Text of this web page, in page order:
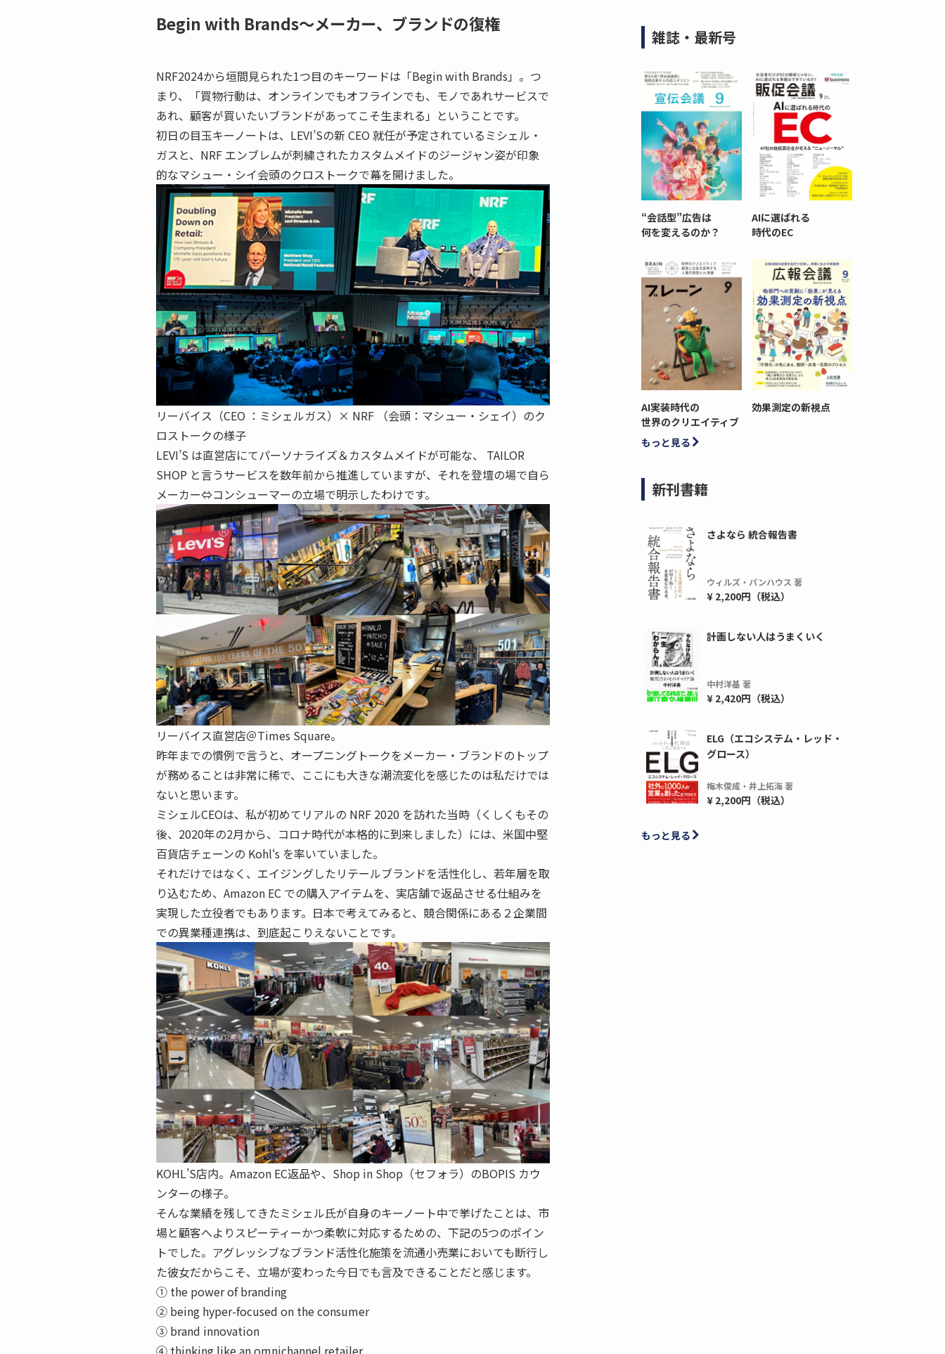
Begin with Brands～メーカー、ブランドの復権
NRF2024から垣間見られた1つ目のキーワードは「Begin with Brands」。つ
まり、「買物行動は、オンラインでもオフラインでも、モノであれサービスで
あれ、顧客が買いたいブランドがあってこそ生まれる」ということです。
初日の目玉キーノートは、LEVI’Sの新 CEO 就任が予定されているミシェル・
ガスと、NRF エンブレムが刺繍されたカスタムメイドのジージャン姿が印象
的なマシュー・シイ会頭のクロストークで幕を開けました。
リーバイス（CEO ：ミシェルガス）× NRF （会頭：マシュー・シェイ）のク
ロストークの様子
LEVI’S は直営店にてパーソナライズ＆カスタムメイドが可能な、 TAILOR
SHOP と言うサービスを数年前から推進していますが、それを登壇の場で自ら
メーカー⇔コンシューマーの立場で明示したわけです。
リーバイス直営店＠Times Square。
昨年までの慣例で言うと、オープニングトークをメーカー・ブランドのトップ
が務めることは非常に稀で、ここにも大きな潮流変化を感じたのは私だけでは
ないと思います。
ミシェルCEOは、私が初めてリアルの NRF 2020 を訪れた当時（くしくもその
後、2020年の2月から、コロナ時代が本格的に到来しました）には、米国中堅
百貨店チェーンの Kohl‘s を率いていました。
それだけではなく、エイジングしたリテールブランドを活性化し、若年層を取
り込むため、Amazon EC での購入アイテムを、実店舗で返品させる仕組みを
実現した立役者でもあります。日本で考えてみると、競合関係にある２企業間
での異業種連携は、到底起こりえないことです。
KOHL’S店内。Amazon EC返品や、Shop in Shop（セフォラ）のBOPIS カウ
ンターの様子。
そんな業績を残してきたミシェル氏が自身のキーノート中で挙げたことは、市
場と顧客へよりスピーティーかつ柔軟に対応するための、下記の5つのポイン
トでした。アグレッシブなブランド活性化施策を流通小売業においても断行し
た彼女だからこそ、立場が変わった今日でも言及できることだと感じます。
① the power of branding
② being hyper-focused on the consumer
③ brand innovation
④ thinking like an omnichannel retailer
雑誌・最新号
“会話型”広告は
何を変えるのか？
AIに選ばれる
時代のEC
AI実装時代の
世界のクリエイティブ
効果測定の新視点
もっと見る
新刊書籍
さよなら 統合報告書
ウィルズ・パンハウス 著
¥ 2,200円（税込）
計画しない人はうまくいく
中村洋基 著
¥ 2,420円（税込）
ELG（エコシステム・レッド・
グロース）
梅木俊成・井上拓海 著
¥ 2,200円（税込）
もっと見る